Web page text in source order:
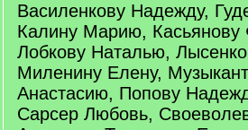
Василенкову Надежду,
Калину Марию,
Лобкову Наталью,
Миленину Елену,
Анастасию, Попову
Сарсер Любовь,